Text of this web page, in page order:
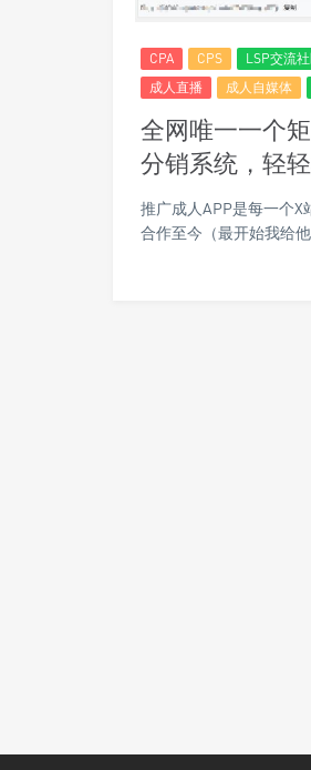
CPA CPS LSP交流
成人直播
成人自媒体
全网唯一一个
分销系统，轻
推广成人APP是每一个
合作至今（最开始我给